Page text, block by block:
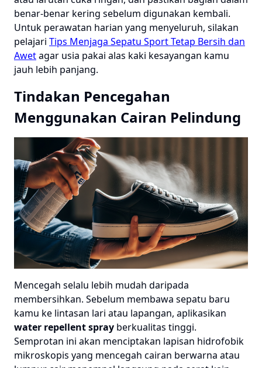
benar-benar kering sebelum digunakan kembali.
Untuk perawatan harian yang menyeluruh, silakan
pelajari Tips Menjaga Sepatu Sport Tetap Bersih dan
Awetagar usia pakai alas kaki kesayangan kamu
jauh lebih panjang.
Tindakan Pencegahan
Menggunakan Cairan Pelindung
Mencegah selalu lebih mudah daripada
membersihkan. Sebelum membawa sepatu baru
kamu ke lintasan lari atau lapangan, aplikasikan
water repellent spray berkualitas tinggi.
Semprotan ini akan menciptakan lapisan hidrofobik
mikroskopis yang mencegah cairan berwarna atau